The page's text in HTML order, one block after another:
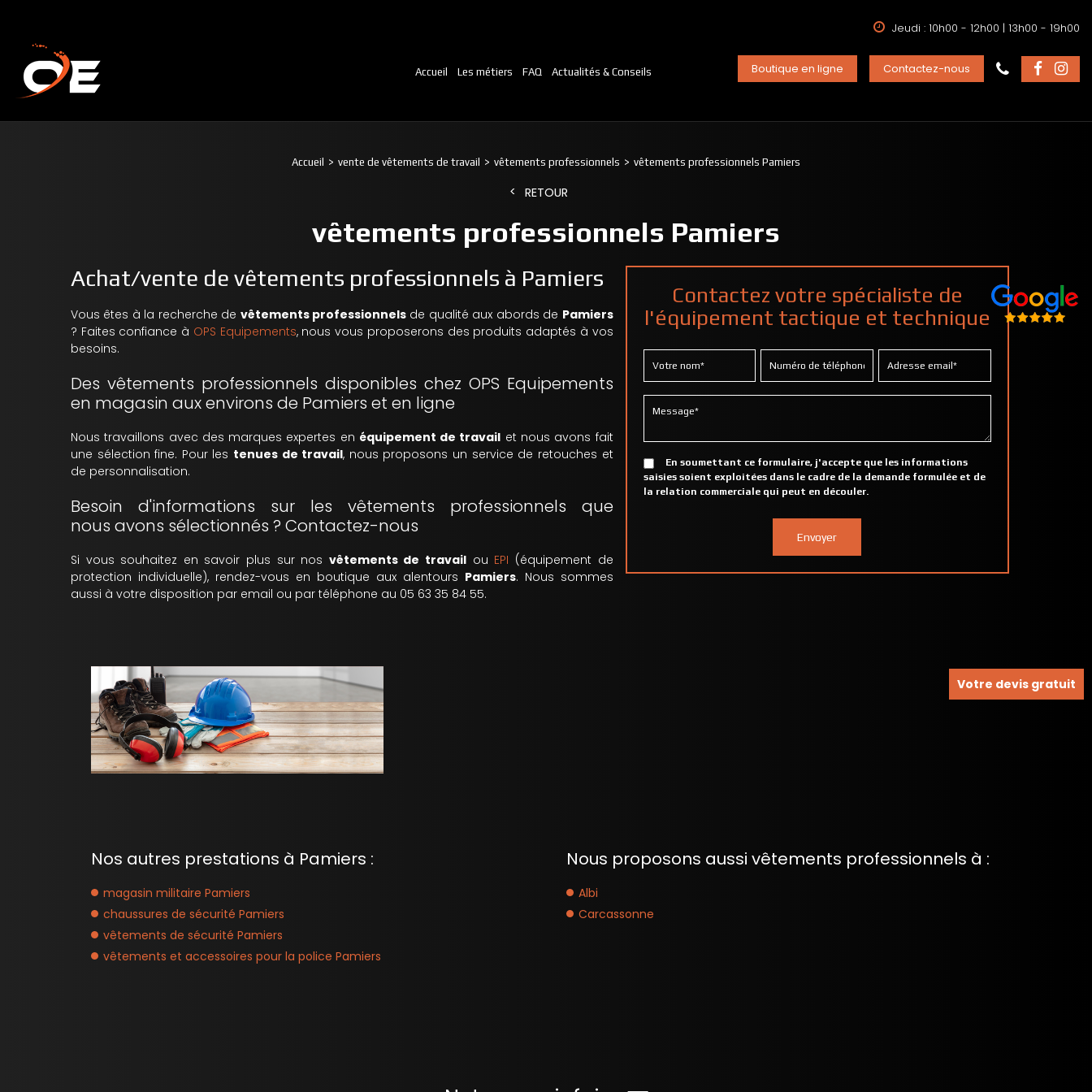
Jeudi : 10h00 - 12h00 | 13h00 - 19h00
Accueil Les métiers FAQ Actualités & Conseils Boutique en ligne Contactez-nous
Accueil vente de vêtements de travail vêtements professionnels vêtements professionnels Pamiers
RETOUR
vêtements professionnels Pamiers
Achat/vente de vêtements professionnels à Pamiers
Vous êtes à la recherche de vêtements professionnelsde qualité aux abords de Pamiers
? Faites confiance à OPS Equipements, nous vous proposerons des produits adaptés à vos
besoins.
Des vêtements professionnels disponibles chez OPS Equipements
en magasin aux environs de Pamiers et en ligne
Nous travaillons avec des marques expertes en équipement de travail et nous avons fait
une sélection fine. Pour les tenues de travail, nous proposons un service de retouches et
de personnalisation.
Besoin d'informations sur les vêtements professionnels que
nous avons sélectionnés ? Contactez-nous
Si vous souhaitez en savoir plus sur nos vêtements de travail ou EPI (équipement de
protection individuelle), rendez-vous en boutique aux alentours Pamiers. Nous sommes
aussi à votre disposition par email ou par téléphone au 05 63 35 84 55.
Contactez votre spécialiste de
l'équipement tactique et technique
En soumettant ce formulaire, j'accepte que les informations
saisies soient exploitées dans le cadre de la demande formulée et de
la relation commerciale qui peut en découler.
Nos autres prestations à Pamiers :
magasin militaire Pamiers
chaussures de sécurité Pamiers
vêtements de sécurité Pamiers
vêtements et accessoires pour la police Pamiers
Nous proposons aussi vêtements professionnels à :
Albi
Carcassonne
Votre devis gratuit